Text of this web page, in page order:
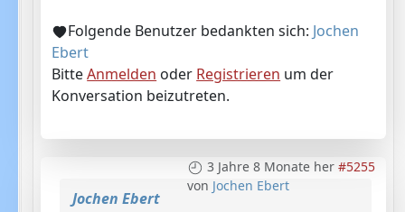
Folgende Benutzer bedankten sich: Jochen
Ebert
BitteAnmelden oder Registrieren um der
Konversation beizutreten.
3 Jahre 8 Monate her #5255
von Jochen Ebert
Jochen Ebert